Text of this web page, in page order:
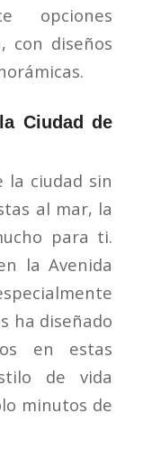
opciones
con diseños
Ciudad de
la ciudad sin
al mar, la
para ti.
la Avenida
ha diseñado
en estas
de vida
minutos de